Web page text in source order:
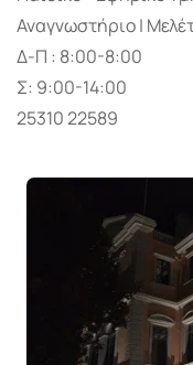
Αναγνωστήριο |
Δ-Π : 8:00-8:00
Σ: 9:00-14:00
25310 22589